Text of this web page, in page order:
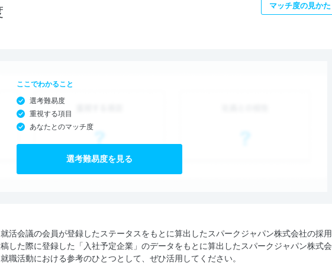
マッチ度の見かた
ここでわかること
選考難易度
重視する項目
あなたとのマッチ度
選考難易度を見る
活会議の会員が登録したステータスをもとに算出したスパークジャパン株式会社の採用
した際に登録した「入社予定企業」のデータをもとに算出したスパークジャパン株式会
職活動における参考のひとつとして、ぜひ活用してください。